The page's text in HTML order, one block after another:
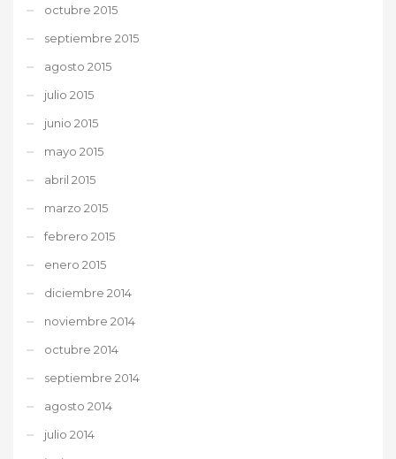
octubre 2015
septiembre 2015
agosto 2015
julio 2015
junio 2015
mayo 2015
abril 2015
marzo 2015
febrero 2015
enero 2015
diciembre 2014
noviembre 2014
octubre 2014
septiembre 2014
agosto 2014
julio 2014